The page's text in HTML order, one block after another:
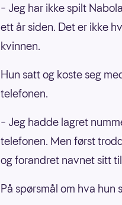
– Jeg har ikke spilt
ett år siden. Det er ikke
kvinnen.
Hun satt og koste seg
telefonen.
– Jeg hadde lagret
telefonen. Men først
og forandret navnet sitt
På spørsmål om hva hun